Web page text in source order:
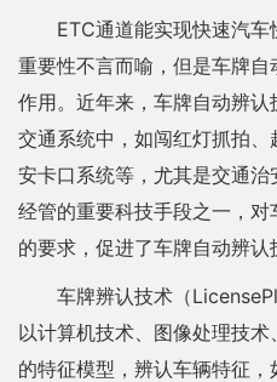
ETC通道能实现快速汽
重要性不言而喻，但是车牌
作用。近年来，车牌自动辨
交通系统中，如闯红灯抓拍
安卡口系统等，尤其是交通
经管的重要科技手段之一，
的要求，促进了车牌自动辨认
车牌辨认技术（
以计算机技术、图像处理技
的特征模型，辨认车辆特征